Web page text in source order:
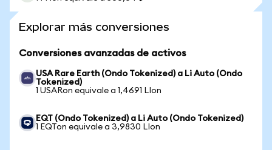
Explorar más conversiones
Conversiones avanzadas de activos
USA Rare Earth (Ondo Tokenized) a Li Auto (Ondo
Tokenized)
1 USARon equivale a 1,4691 LIon
EQT (Ondo Tokenized) a Li Auto (Ondo Tokenized)
1 EQTon equivale a 3,9830 LIon